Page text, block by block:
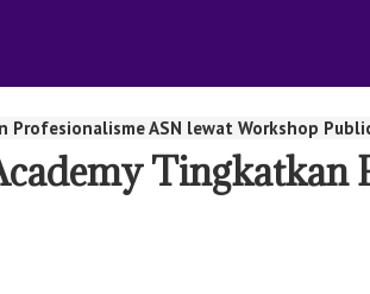
Profesionalisme ASN lewat Workshop